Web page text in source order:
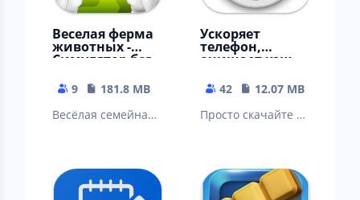
Веселая ферма
животных -
Симулятор без
9
181.8 MB
Весёлая семейная
как дача. Тауншип.
Ускоряет
телефон,
очищает кэш
ватсап
42
12.07 MB
Просто скачайте и